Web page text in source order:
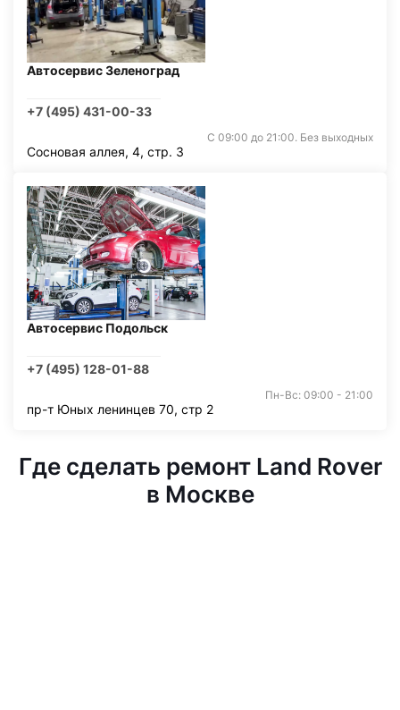
Автосервис Зеленоград
+7 (495) 431-00-33
С 09:00 до 21:00. Без выходных
Сосновая аллея, 4, стр. 3
Автосервис Подольск
+7 (495) 128-01-88
Пн-Вс: 09:00 - 21:00
пр-т Юных ленинцев 70, стр 2
Где сделать ремонт Land Rover
в Москве